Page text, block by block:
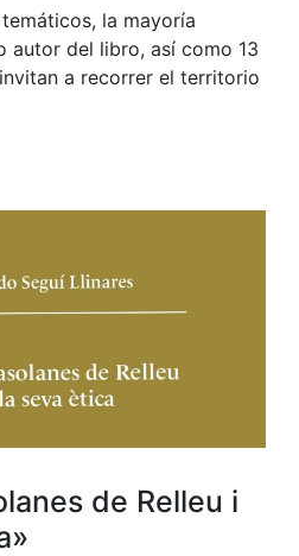
la mayoría
autor del libro, así como 13
a recorrer el territorio
de Relleu i